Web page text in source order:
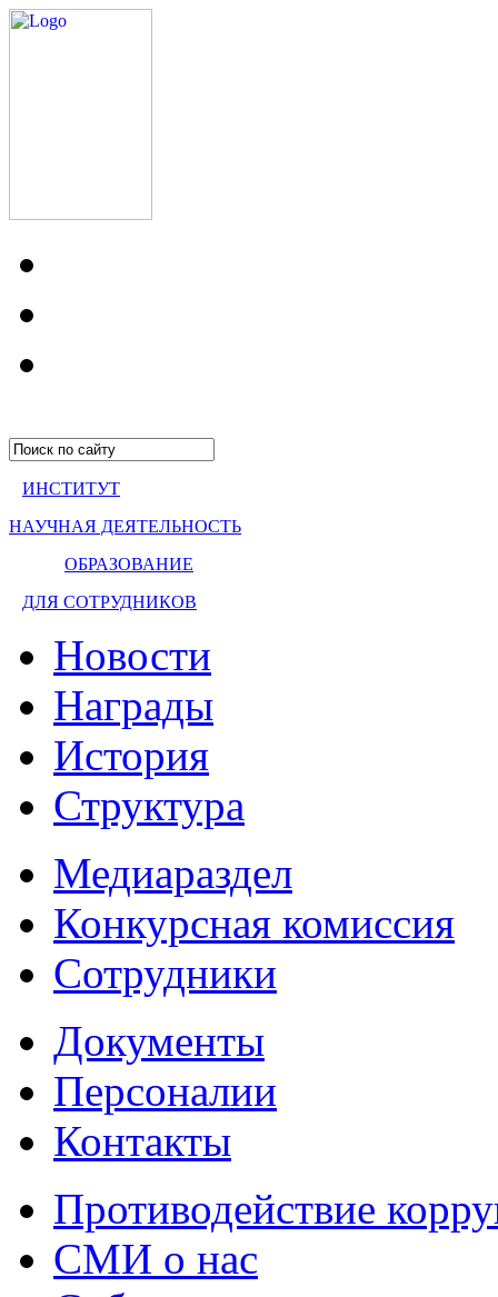
ИНСТИТУТ
НАУЧНАЯ ДЕЯТЕЛЬНОСТЬ
ОБРАЗОВАНИЕ
ДЛЯ СОТРУДНИКОВ
Новости
Награды
История
Структура
Медиараздел
Конкурсная комиссия
Сотрудники
Документы
Персоналии
Контакты
Противодействие
СМИ о нас